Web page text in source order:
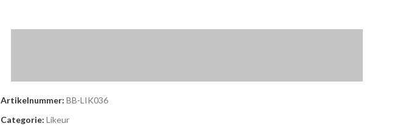
Artikelnummer: BB-LIK036
Categorie: Likeur